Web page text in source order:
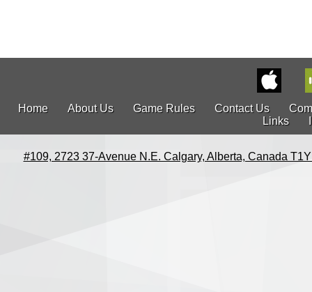
Home About Us Game Rules Contact Us
Links
#109, 2723 37-Avenue N.E. Calgary, Alberta, Canada